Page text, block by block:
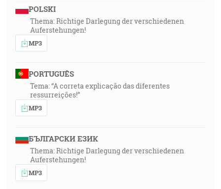
POLSKI
Thema: Richtige Darlegung der verschiedenen
Auferstehungen!
MP3
PORTUGUÊS
Tema: “A correta explicação das diferentes
ressurreições!”
MP3
БЪЛГАРСКИ ЕЗИК
Thema: Richtige Darlegung der verschiedenen
Auferstehungen!
MP3